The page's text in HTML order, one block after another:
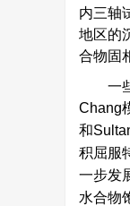
内三轴
地区的
合物固
一
Chang
和
积屈服
一步发
水合物